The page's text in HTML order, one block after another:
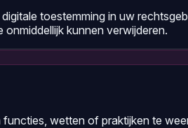
toestemming in uw
kunnen verwijderen.
wetten of praktijken te